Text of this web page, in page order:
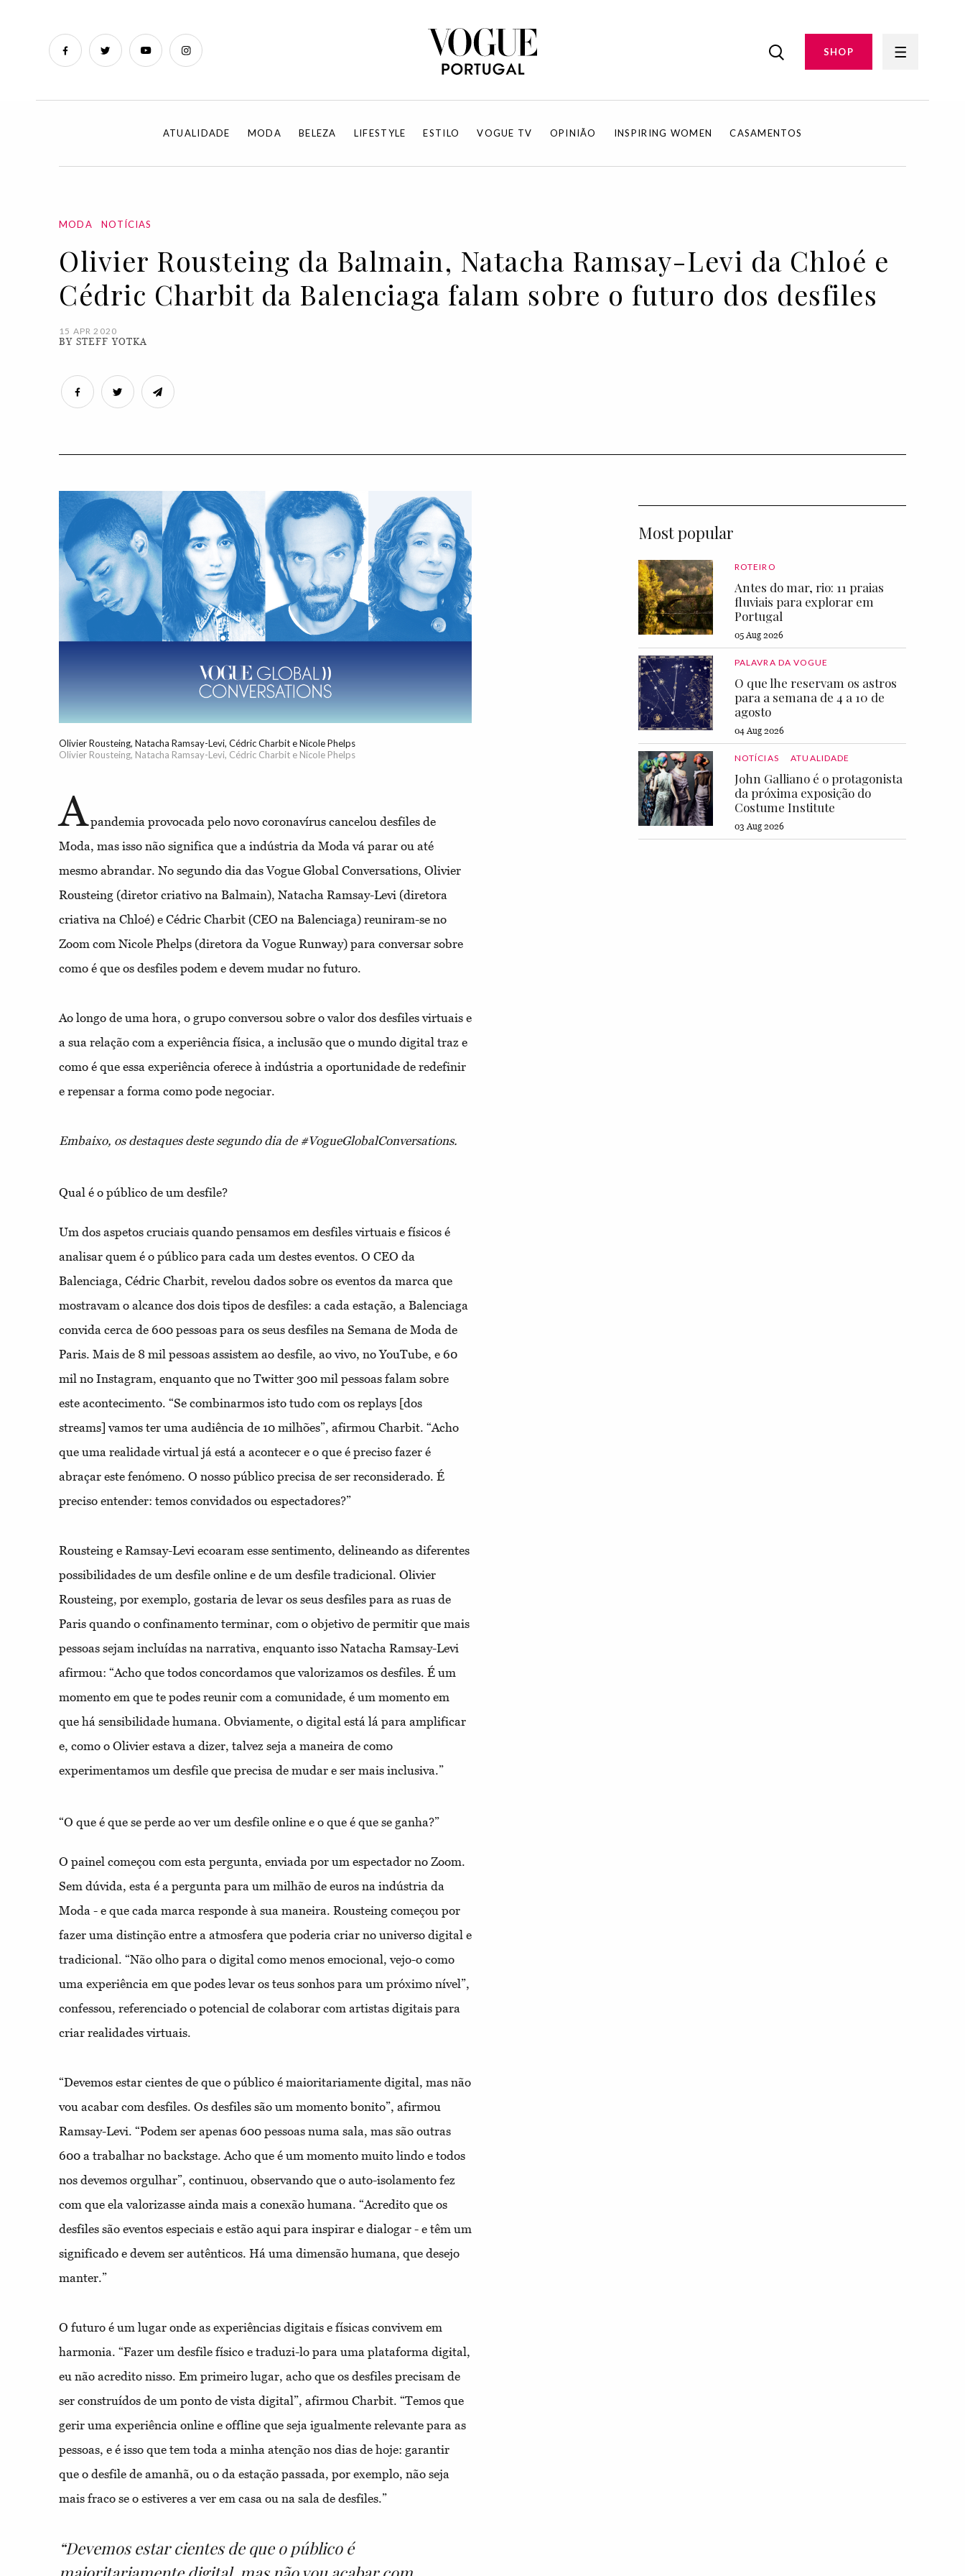
SHOP
ATUALIDADE MODA BELEZA LIFESTYLE ESTILO VOGUE TV OPINIÃO INSPIRING WOMEN CASAMENTOS
MODA NOTÍCIAS
Olivier Rousteing da Balmain, Natacha Ramsay-Levi da Chloé e
Cédric Charbit da Balenciaga falam sobre o futuro dos desfiles
15 APR 2020
BY STEFF YOTKA
Olivier Rousteing, Natacha Ramsay-Levi, Cédric Charbit e Nicole Phelps
Olivier Rousteing, Natacha Ramsay-Levi, Cédric Charbit e Nicole Phelps
Apandemia provocada pelo novo coronavírus cancelou desfiles de
Moda, mas isso não significa que a indústria da Moda vá parar ou até
mesmo abrandar. No segundo dia das Vogue Global Conversations, Olivier
Rousteing (diretor criativo na Balmain), Natacha Ramsay-Levi (diretora
criativa na Chloé) e Cédric Charbit (CEO na Balenciaga) reuniram-se no
Zoom com Nicole Phelps (diretora da Vogue Runway) para conversar sobre
como é que os desfiles podem e devem mudar no futuro.
Ao longo de uma hora, o grupo conversou sobre o valor dos desfiles virtuais e
a sua relação com a experiência física, a inclusão que o mundo digital traz e
como é que essa experiência oferece à indústria a oportunidade de redefinir
e repensar a forma como pode negociar.
Embaixo, os destaques deste segundo dia de #VogueGlobalConversations.
Qual é o público de um desfile?
Um dos aspetos cruciais quando pensamos em desfiles virtuais e físicos é
analisar quem é o público para cada um destes eventos. O CEO da
Balenciaga, Cédric Charbit, revelou dados sobre os eventos da marca que
mostravam o alcance dos dois tipos de desfiles: a cada estação, a Balenciaga
convida cerca de 600 pessoas para os seus desfiles na Semana de Moda de
Paris. Mais de 8 mil pessoas assistem ao desfile, ao vivo, no YouTube, e 60
mil no Instagram, enquanto que no Twitter 300 mil pessoas falam sobre
este acontecimento. “Se combinarmos isto tudo com os replays [dos
streams] vamos ter uma audiência de 10 milhões”, afirmou Charbit. “Acho
que uma realidade virtual já está a acontecer e o que é preciso fazer é
abraçar este fenómeno. O nosso público precisa de ser reconsiderado. É
preciso entender: temos convidados ou espectadores?”
Rousteing e Ramsay-Levi ecoaram esse sentimento, delineando as diferentes
possibilidades de um desfile online e de um desfile tradicional. Olivier
Rousteing, por exemplo, gostaria de levar os seus desfiles para as ruas de
Paris quando o confinamento terminar, com o objetivo de permitir que mais
pessoas sejam incluídas na narrativa, enquanto isso Natacha Ramsay-Levi
afirmou: “Acho que todos concordamos que valorizamos os desfiles. É um
momento em que te podes reunir com a comunidade, é um momento em
que há sensibilidade humana. Obviamente, o digital está lá para amplificar
e, como o Olivier estava a dizer, talvez seja a maneira de como
experimentamos um desfile que precisa de mudar e ser mais inclusiva.”
“O que é que se perde ao ver um desfile online e o que é que se ganha?”
O painel começou com esta pergunta, enviada por um espectador no Zoom.
Sem dúvida, esta é a pergunta para um milhão de euros na indústria da
Moda - e que cada marca responde à sua maneira. Rousteing começou por
fazer uma distinção entre a atmosfera que poderia criar no universo digital e
tradicional. “Não olho para o digital como menos emocional, vejo-o como
uma experiência em que podes levar os teus sonhos para um próximo nível”,
confessou, referenciado o potencial de colaborar com artistas digitais para
criar realidades virtuais.
“Devemos estar cientes de que o público é maioritariamente digital, mas não
vou acabar com desfiles. Os desfiles são um momento bonito”, afirmou
Ramsay-Levi. “Podem ser apenas 600 pessoas numa sala, mas são outras
600 a trabalhar no backstage. Acho que é um momento muito lindo e todos
nos devemos orgulhar”, continuou, observando que o auto-isolamento fez
com que ela valorizasse ainda mais a conexão humana. “Acredito que os
desfiles são eventos especiais e estão aqui para inspirar e dialogar - e têm um
significado e devem ser autênticos. Há uma dimensão humana, que desejo
manter.”
O futuro é um lugar onde as experiências digitais e físicas convivem em
harmonia. “Fazer um desfile físico e traduzi-lo para uma plataforma digital,
eu não acredito nisso. Em primeiro lugar, acho que os desfiles precisam de
ser construídos de um ponto de vista digital”, afirmou Charbit. “Temos que
gerir uma experiência online e offline que seja igualmente relevante para as
pessoas, e é isso que tem toda a minha atenção nos dias de hoje: garantir
que o desfile de amanhã, ou o da estação passada, por exemplo, não seja
mais fraco se o estiveres a ver em casa ou na sala de desfiles.”
“Devemos estar cientes de que o público é
Most popular
ROTEIRO
Antes do mar, rio: 11 praias
fluviais para explorar em
Portugal
05 Aug 2026
PALAVRA DA VOGUE
O que lhe reservam os astros
para a semana de 4 a 10 de
agosto
04 Aug 2026
NOTÍCIAS ATUALIDADE
John Galliano é o protagonista
da próxima exposição do
Costume Institute
03 Aug 2026